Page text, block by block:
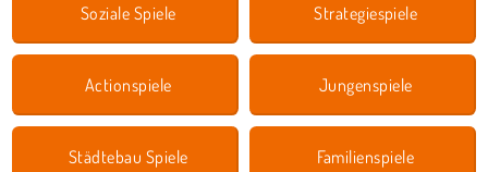
Soziale Spiele Strategiespiele
Actionspiele Jungenspiele
Städtebau Spiele Familienspiele